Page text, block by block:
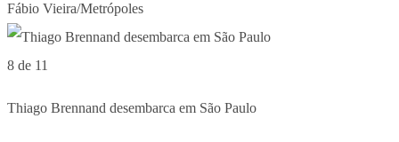
Fábio Vieira/Metrópoles
8 de 11
Thiago Brennand desembarca em São Paulo